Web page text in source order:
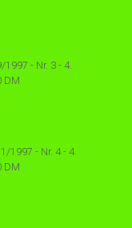
- Nr. 3 - 4.
DM
1997 - Nr. 4 - 4.
DM